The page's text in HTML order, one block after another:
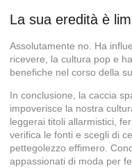
La sua eredità è
Assolutamente no. Ha
ricevere, la cultura pop e
benefiche nel corso della
In conclusione, la caccia
impoverisce la nostra
leggerai titoli allarmistici,
verifica le fonti e scegli di
pettegolezzo effimero.
appassionati di moda per